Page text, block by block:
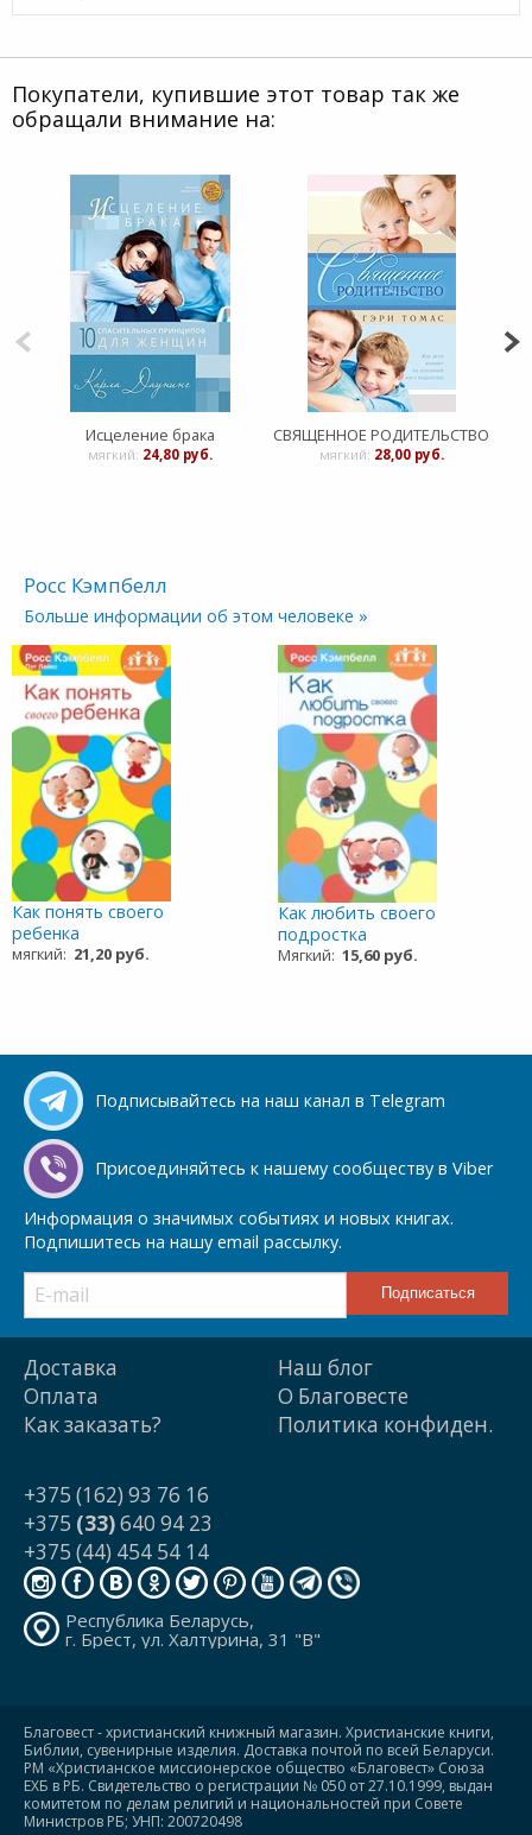
Покупатели, купившие этот товар так же
обращали внимание на:
Исцеление брака
мягкий: 24,80 руб.
СВЯЩЕННОЕ РОДИТЕЛЬСТВО
мягкий: 28,00 руб.
Росс Кэмпбелл
Больше информации об этом человеке »
Как понять своего
ребенка
мягкий: 21,20 руб.
Как любить своего
подростка
Мягкий: 15,60 руб.
Подписывайтесь на наш канал в Telegram
Присоединяйтесь к нашему сообществу в Viber
Информация о значимых событиях и новых книгах.
Подпишитесь на нашу email рассылку.
Доставка
Оплата
Как заказать?
Наш блог
О Благовесте
Политика конфиден.
+375 (162) 93 76 16
+375 (33)640 94 23
+375 (44) 454 54 14
Республика Беларусь,
г. Брест, ул. Халтурина, 31 "В"
Благовест - христианский книжный магазин. Христианские книги,
Библии, сувенирные изделия. Доставка почтой по всей Беларуси.
РМ «Христианское миссионерское общество «Благовест» Союза
ЕХБ в РБ. Свидетельство о регистрации № 050 от 27.10.1999, выдан
комитетом по делам религий и национальностей при Совете
Министров РБ; УНП: 200720498